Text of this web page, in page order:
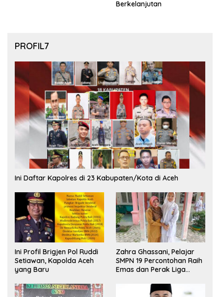
Berkelanjutan
PROFIL7
Ini Daftar Kapolres di 23 Kabupaten/Kota di Aceh
Ini Profil Brigjen Pol Ruddi
Setiawan, Kapolda Aceh
yang Baru
Zahra Ghassani, Pelajar
SMPN 19 Percontohan Raih
Emas dan Perak Liga